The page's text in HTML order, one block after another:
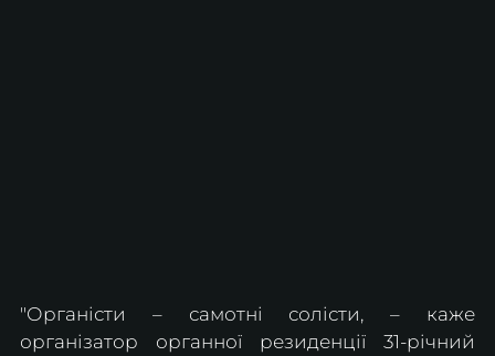
"Органісти – самотні солісти, – каже
організатор органної резиденції 31-річний